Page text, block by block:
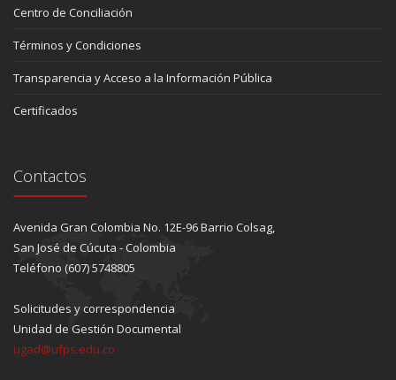
Centro de Conciliación
Términos y Condiciones
Transparencia y Acceso a la Información Pública
Certificados
Contactos
Avenida Gran Colombia No. 12E-96 Barrio Colsag,
San José de Cúcuta - Colombia
Teléfono (607) 5748805
Solicitudes y correspondencia
Unidad de Gestión Documental
ugad@ufps.edu.co